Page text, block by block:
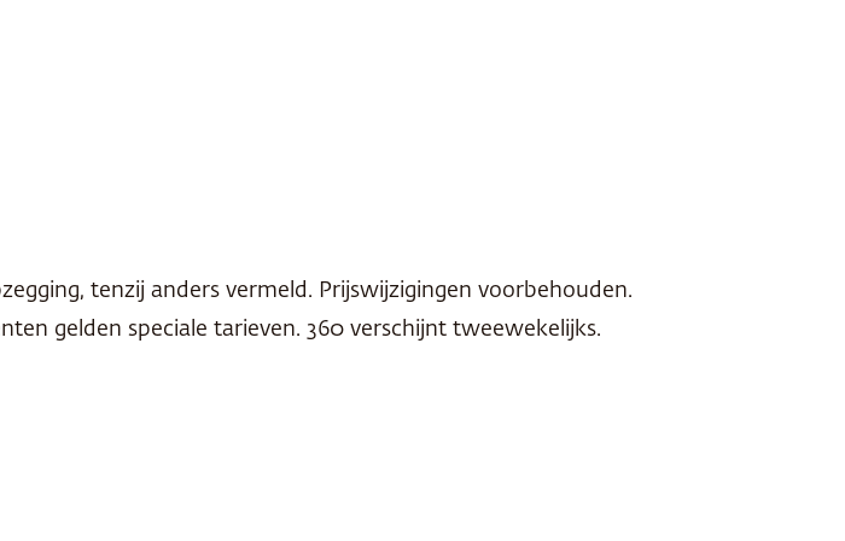
tenzij anders vermeld. Prijswijzigingen voorbehouden.
gelden speciale tarieven. 360 verschijnt tweewekelijks.